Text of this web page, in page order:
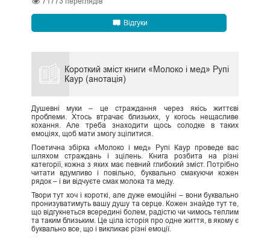
Відгуки
Короткий зміст книги «Молоко і мед» Рупі
Каур (анотація)
Душевні муки – це страждання через якісь життєві
проблеми. Хтось втрачає близьких, у когось нещасливе
кохання. Але треба знаходити щось солодке в таких
емоціях, щоб мати змогу зцілитися.
Поетична збірка «Молоко і мед» Рупі Каур проведе вас
шляхом страждань і зцілень. Книга розбита на різні
категорії, кожна з яких має певний глибокий зміст. Потрібно
читати вдумливо і повільно, буквально смакуючи кожен
рядок – і ви відчуєте смак молока та меду.
Твори тут хоч і короткі, але дуже емоційні – вони буквально
пронизуватимуть вашу душу та серце. Кожен знайде тут те,
що відгукнеться всередині болем, радістю чи чимось теплим
та таким близьким. Це ціла історія про одне життя, в якому є
буквально все, що і викликає різні емоції.